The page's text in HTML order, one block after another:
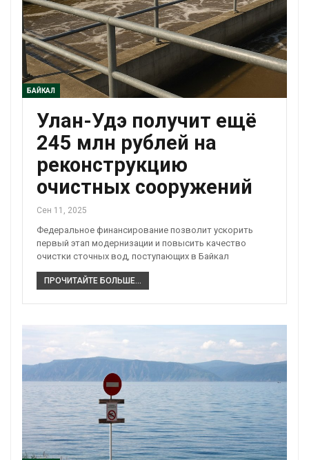
БАЙКАЛ
Улан-Удэ получит ещё
245 млн рублей на
реконструкцию
очистных сооружений
Сен 11, 2025
Федеральное финансирование позволит ускорить
первый этап модернизации и повысить качество
очистки сточных вод, поступающих в Байкал
ПРОЧИТАЙТЕ БОЛЬШЕ...